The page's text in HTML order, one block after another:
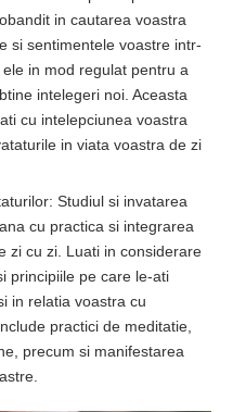
in cautarea voastra
si sentimentele voastre intr-
in mod regulat pentru a
intelegeri noi. Aceasta
cu intelepciunea voastra
in viata voastra de zi
Studiul si invatarea
cu practica si integrarea
zi cu zi. Luati in considerare
principiile pe care le-ati
in relatia voastra cu
practici de meditatie,
precum si manifestarea